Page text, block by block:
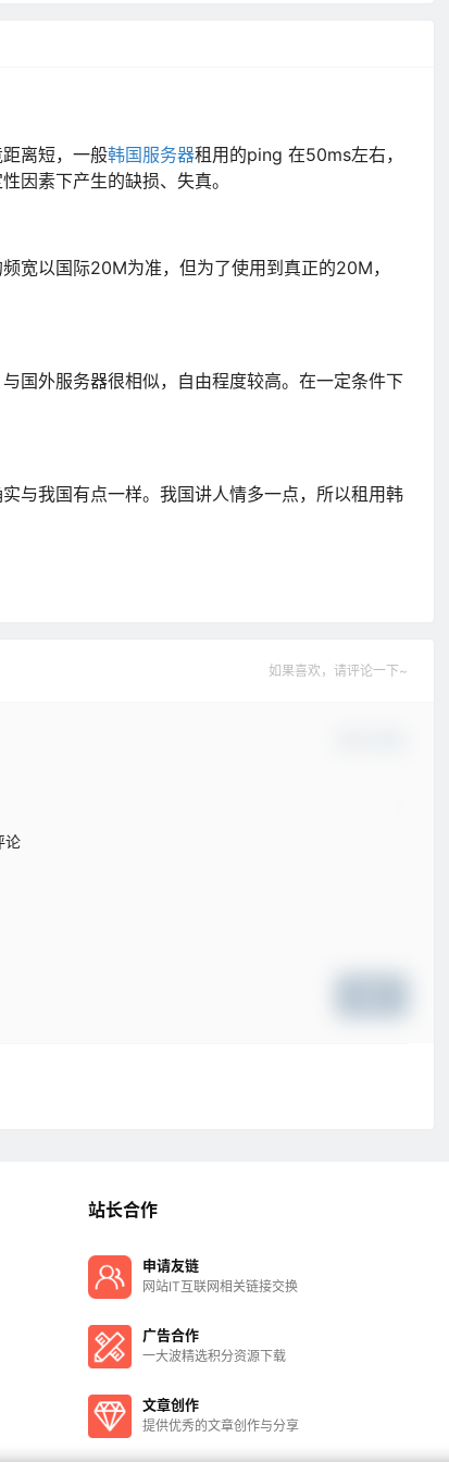
离短，一般韩国服务器租用的ping 在50ms左右，
因素下产生的缺损、失真。
宽以国际20M为准，但为了使用到真正的20M，
国外服务器很相似，自由程度较高。在一定条件下
与我国有点一样。我国讲人情多一点，所以租用韩
如果喜欢，请评论一下~
论
站长合作
申请友链
网站IT互联网相关链接交换
广告合作
一大波精选积分资源下载
文章创作
提供优秀的文章创作与分享